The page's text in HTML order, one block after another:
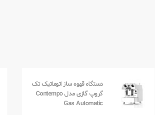
دستگاه قهوه ساز اتوماتیک تک
گروپ گازی مدل Contempo
Gas Automatic